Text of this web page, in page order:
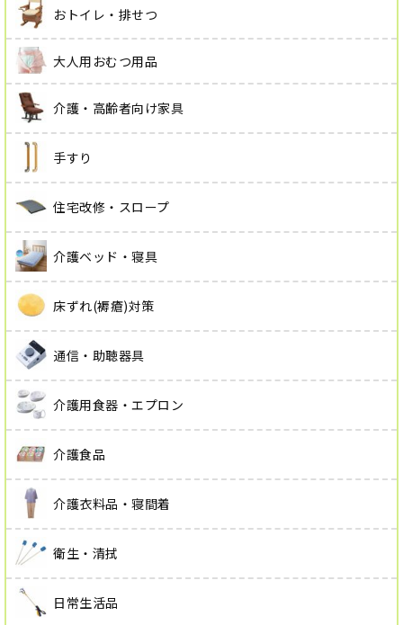
おトイレ・排せつ
大人用おむつ用品
介護・高齢者向け家具
手すり
住宅改修・スロープ
介護ベッド・寝具
床ずれ(褥瘡)対策
通信・助聴器具
介護用食器・エプロン
介護食品
介護衣料品・寝間着
衛生・清拭
日常生活品